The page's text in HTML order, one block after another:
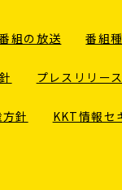
組の放送 番組
プレスリリース
針 KKT情報セ